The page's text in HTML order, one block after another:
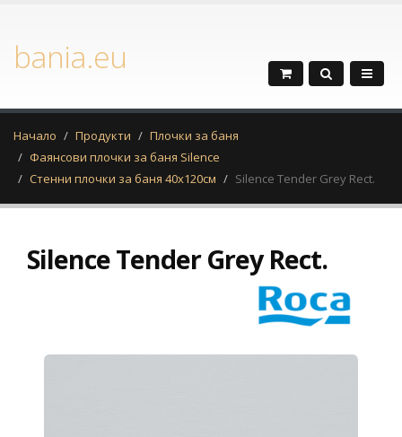
bania.eu
Начало Продукти
Плочки за баня
Фаянсови плочки за баня Silence
Стенни плочки за баня 40x120см
Silence Tender Grey Rect.
Silence Tender Grey Rect.